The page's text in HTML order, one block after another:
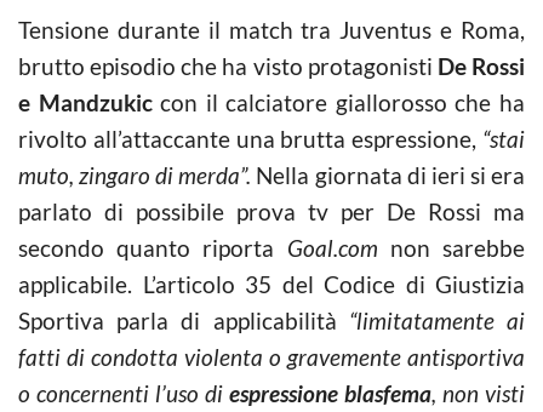
Tensione durante il match tra Juventus e Roma,
brutto episodio che ha visto protagonisti De Rossi
e Mandzukiccon il calciatore giallorosso che ha
rivolto all’attaccante una brutta espressione, “stai
muto, zingaro di merda”. Nella giornata di ieri si era
parlato di possibile prova tv per De Rossi ma
secondo quanto riporta Goal.com non sarebbe
applicabile. L’articolo 35 del Codice di Giustizia
Sportiva parla di applicabilità “limitatamente ai
fatti di condotta violenta o gravemente antisportiva
o concernenti l’uso di espressione blasfema, non visti